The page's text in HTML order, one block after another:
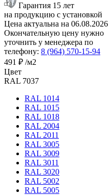
Гарантия 15 лет
на продукцию с установкой
Цена актуальна на 06.08.2026
Окончательную цену нужно
уточнить у менеджера по
телефону: 8 (964) 570-15-94
491 ₽ /м2
Цвет
RAL 7037
RAL 1014
RAL 1015
RAL 1018
RAL 2004
RAL 2011
RAL 3005
RAL 3009
RAL 3011
RAL 3020
RAL 5002
RAL 5005